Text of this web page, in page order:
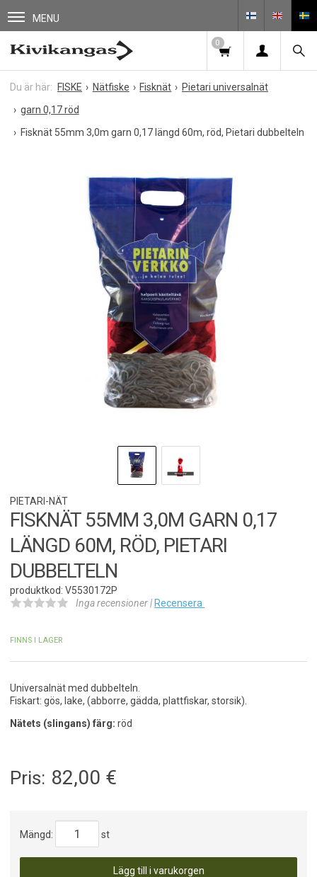
MENU
0
FISKE Nätfiske Fisknät
Pietari universalnät
garn 0,17 röd
Fisknät 55mm 3,0m garn 0,17 längd 60m, röd, Pietari dubbelteln
PIETARI-NÄT
FISKNÄT 55MM 3,0M GARN 0,17
LÄNGD 60M, RÖD, PIETARI
DUBBELTELN
produktkod: V5530172P
Inga recensioner | Recensera
FINNS I LAGER
Universalnät med dubbelteln.
Fiskart: gös, lake, (abborre, gädda, plattfiskar, storsik).
Nätets (slingans) färg: röd
Pris: 82,00 €
Mängd: st
Lägg till i varukorgen